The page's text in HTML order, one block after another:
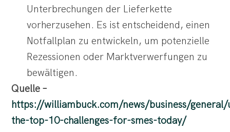
Unterbrechungen der Lieferkette
vorherzusehen. Es ist entscheidend, einen
Notfallplan zu entwickeln, um potenzielle
Rezessionen oder Marktverwerfungen zu
bewältigen.
Quelle –
https://williambuck.com/news/business/
the-top-10-challenges-for-smes-today/